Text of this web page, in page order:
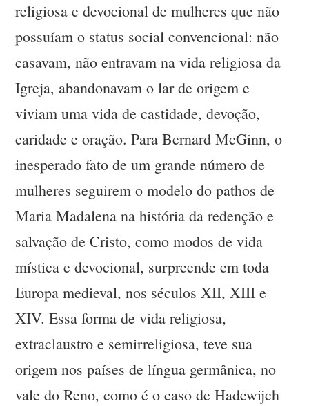
religiosa e devocional de mulheres que não
possuíam o status social convencional: não
casavam, não entravam na vida religiosa da
Igreja, abandonavam o lar de origem e
viviam uma vida de castidade, devoção,
caridade e oração. Para Bernard McGinn, o
inesperado fato de um grande número de
mulheres seguirem o modelo do pathos de
Maria Madalena na história da redenção e
salvação de Cristo, como modos de vida
mística e devocional, surpreende em toda
Europa medieval, nos séculos XII, XIII e
XIV. Essa forma de vida religiosa,
extraclaustro e semirreligiosa, teve sua
origem nos países de língua germânica, no
vale do Reno, como é o caso de Hadewijch